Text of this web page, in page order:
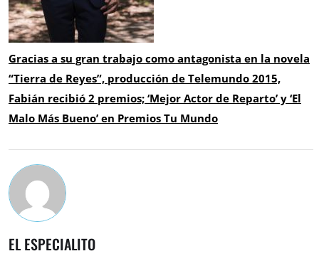
Gracias a su gran trabajo como antagonista en la novela
“Tierra de Reyes”, producción de Telemundo 2015,
Fabián recibió 2 premios; ‘Mejor Actor de Reparto’ y ‘El
Malo Más Bueno’ en Premios Tu Mundo
EL ESPECIALITO